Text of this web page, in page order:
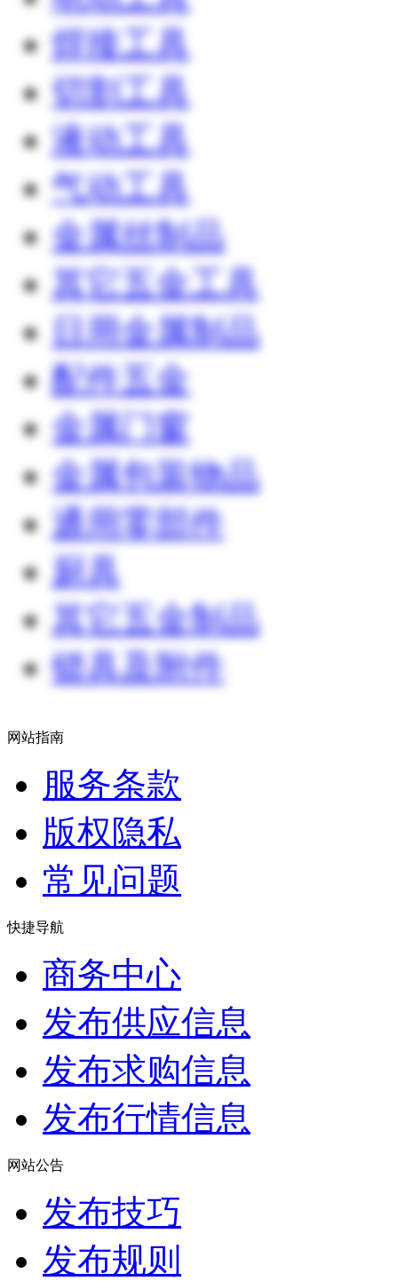
焊接工具
切割工具
液动工具
气动工具
金属丝制品
其它五金工具
日用金属制品
配件五金
金属门窗
金属包装物品
通用零部件
厨具
其它五金制品
锁具及附件
网站指南
服务条款
版权隐私
常见问题
快捷导航
商务中心
发布供应信息
发布求购信息
发布行情信息
网站公告
发布技巧
发布规则